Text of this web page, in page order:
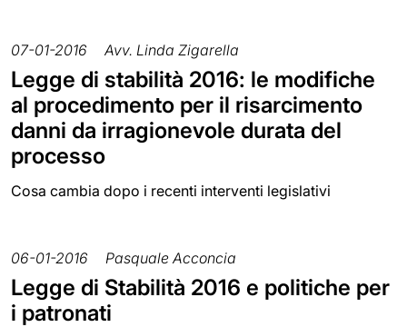
07-01-2016 Avv. Linda Zigarella
Legge di stabilità 2016: le modifiche
al procedimento per il risarcimento
danni da irragionevole durata del
processo
Cosa cambia dopo i recenti interventi legislativi
06-01-2016 Pasquale Acconcia
Legge di Stabilità 2016 e politiche per
i patronati